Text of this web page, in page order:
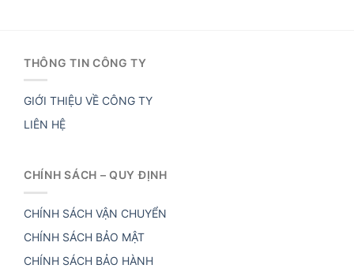
THÔNG TIN CÔNG TY
GIỚI THIỆU VỀ CÔNG TY
LIÊN HỆ
CHÍNH SÁCH – QUY ĐỊNH
CHÍNH SÁCH VẬN CHUYỂN
CHÍNH SÁCH BẢO MẬT
CHÍNH SÁCH BẢO HÀNH